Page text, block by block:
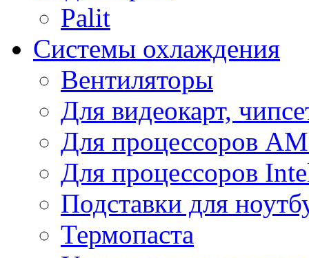
Palit
Системы охлаждения
Вентиляторы
Для видеокарт,
Для процессоров
Для процессоров
Подставки для
Термопаста